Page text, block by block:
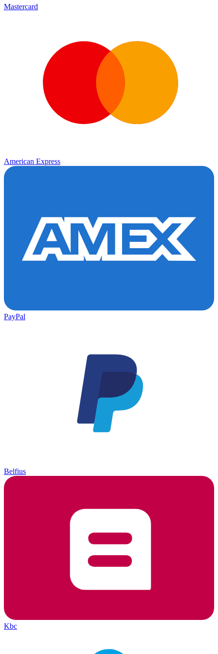
Mastercard
American Express
PayPal
Belfius
Kbc